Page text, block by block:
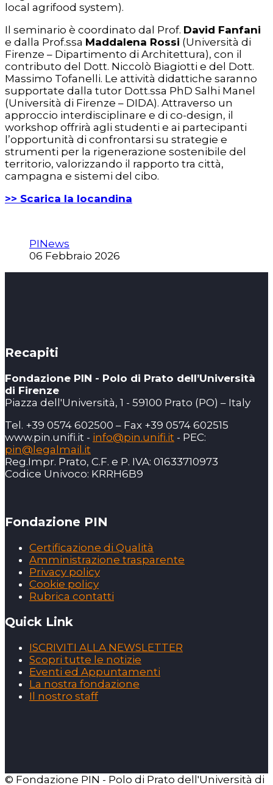
local agrifood system).
Il seminario è coordinato dal Prof. David Fanfani
e dalla Prof.ssa Maddalena Rossi (Università di
Firenze – Dipartimento di Architettura), con il
contributo del Dott. Niccolò Biagiotti e del Dott.
Massimo Tofanelli. Le attività didattiche saranno
supportate dalla tutor Dott.ssa PhD Salhi Manel
(Università di Firenze – DIDA). Attraverso un
approccio interdisciplinare e di co-design, il
workshop offrirà agli studenti e ai partecipanti
l’opportunità di confrontarsi su strategie e
strumenti per la rigenerazione sostenibile del
territorio, valorizzando il rapporto tra città,
campagna e sistemi del cibo.
>> Scarica la locandina
PINews
06 Febbraio 2026
Recapiti
Fondazione PIN - Polo di Prato dell’Università
di Firenze
Piazza dell'Università, 1 - 59100 Prato (PO) – Italy
Tel. +39 0574 602500 – Fax +39 0574 602515
www.pin.unifi.it - info@pin.unifi.it - PEC:
pin@legalmail.it
Reg.Impr. Prato, C.F. e P. IVA: 01633710973
Codice Univoco: KRRH6B9
Fondazione PIN
Certificazione di Qualità
Amministrazione trasparente
Privacy policy
Cookie policy
Rubrica contatti
Quick Link
ISCRIVITI ALLA NEWSLETTER
Scopri tutte le notizie
Eventi ed Appuntamenti
La nostra fondazione
Il nostro staff
© Fondazione PIN - Polo di Prato dell'Università di